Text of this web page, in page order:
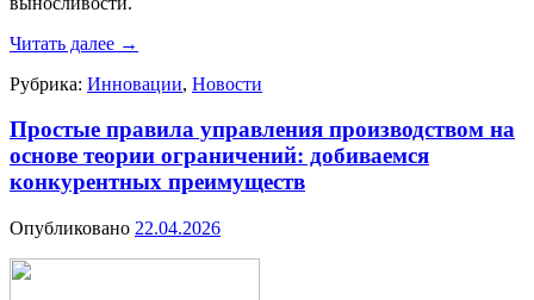
Читать далее →
Рубрика: Инновации, Новости
Простые правила управления производством на
основе теории ограничений: добиваемся
конкурентных преимуществ
Опубликовано 22.04.2026